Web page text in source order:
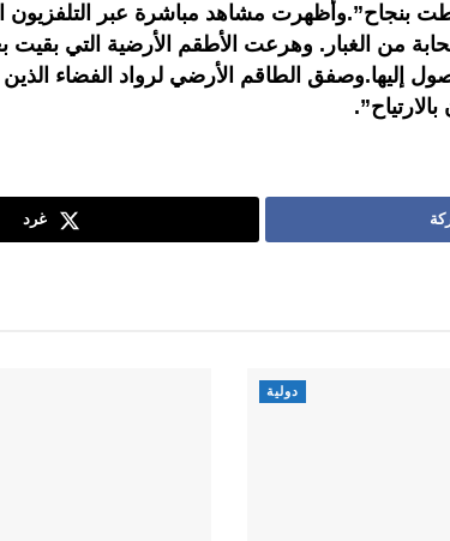
13 هبطت بنجاح”.وأظهرت مشاهد مباشرة عبر
من الغبار. وهرعت الأطقم الأرضية التي بقيت
إليها.وصفق الطاقم الأرضي لرواد الفضاء الذين
غرد
دولية